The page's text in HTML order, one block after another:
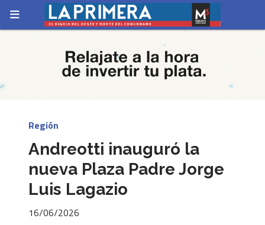
Andreotti inauguró la
nueva Plaza Padre Jorge
Luis Lagazio
Región
16/06/2026